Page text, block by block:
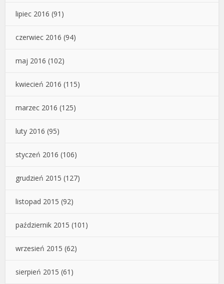
lipiec 2016 (91)
czerwiec 2016 (94)
maj 2016 (102)
kwiecień 2016 (115)
marzec 2016 (125)
luty 2016 (95)
styczeń 2016 (106)
grudzień 2015 (127)
listopad 2015 (92)
październik 2015 (101)
wrzesień 2015 (62)
sierpień 2015 (61)